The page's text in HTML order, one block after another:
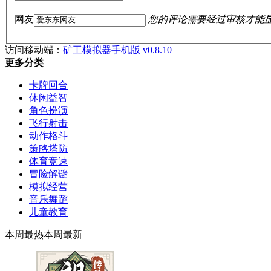
网友 您的评论需要经过审核才能
访问移动端： 矿工模拟器手机版 v0.8.10
更多分类
卡牌回合
休闲益智
角色扮演
飞行射击
动作格斗
策略塔防
体育竞速
冒险解谜
模拟经营
音乐舞蹈
儿童教育
本周最热本周最新